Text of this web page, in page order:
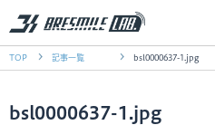
TOP 記事一覧 bsl0000637-1.jpg
bsl0000637-1.jpg